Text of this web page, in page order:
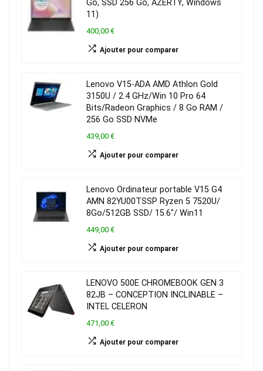
Go, SSD 256 Go, AZERTY, Windows
11)
400,00 €
Ajouter pour comparer
Lenovo V15-ADA AMD Athlon Gold
3150U / 2.4 GHz/Win 10 Pro 64
Bits/Radeon Graphics / 8 Go RAM /
256 Go SSD NVMe
439,00 €
Ajouter pour comparer
Lenovo Ordinateur portable V15 G4
AMN 82YU00TSSP Ryzen 5 7520U/
8Go/512GB SSD/ 15.6″/ Win11
449,00 €
Ajouter pour comparer
LENOVO 500E CHROMEBOOK GEN 3
82JB – CONCEPTION INCLINABLE –
INTEL CELERON
471,00 €
Ajouter pour comparer